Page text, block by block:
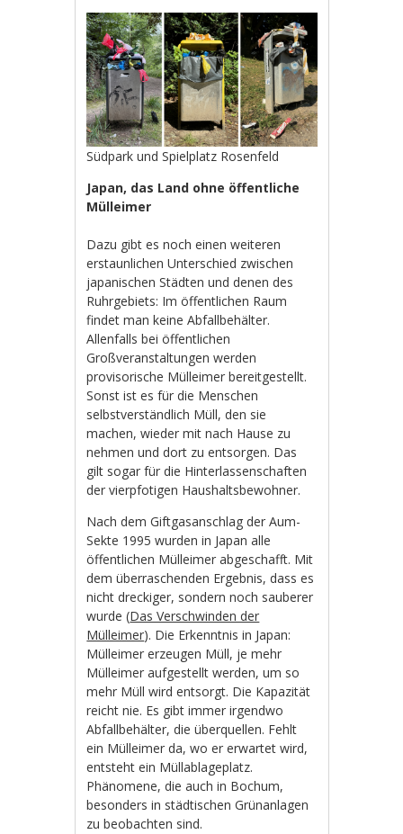
Südpark und Spielplatz Rosenfeld
Japan, das Land ohne öffentliche
Mülleimer
Dazu gibt es noch einen weiteren
erstaunlichen Unterschied zwischen
japanischen Städten und denen des
Ruhrgebiets: Im öffentlichen Raum
findet man keine Abfallbehälter.
Allenfalls bei öffentlichen
Großveranstaltungen werden
provisorische Mülleimer bereitgestellt.
Sonst ist es für die Menschen
selbstverständlich Müll, den sie
machen, wieder mit nach Hause zu
nehmen und dort zu entsorgen. Das
gilt sogar für die Hinterlassenschaften
der vierpfotigen Haushaltsbewohner.
Nach dem Giftgasanschlag der Aum-
Sekte 1995 wurden in Japan alle
öffentlichen Mülleimer abgeschafft. Mit
dem überraschenden Ergebnis, dass es
nicht dreckiger, sondern noch sauberer
wurde (Das Verschwinden der
Mülleimer). Die Erkenntnis in Japan:
Mülleimer erzeugen Müll, je mehr
Mülleimer aufgestellt werden, um so
mehr Müll wird entsorgt. Die Kapazität
reicht nie. Es gibt immer irgendwo
Abfallbehälter, die überquellen. Fehlt
ein Mülleimer da, wo er erwartet wird,
entsteht ein Müllablageplatz.
Phänomene, die auch in Bochum,
besonders in städtischen Grünanlagen
zu beobachten sind.